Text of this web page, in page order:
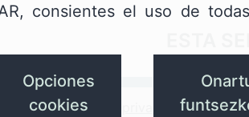
ESTA
legal Política privacidad
consientes el uso de
Opciones
cookies